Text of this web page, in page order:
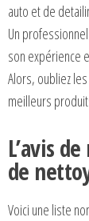
auto et de
Un
son expérience
Alors, oubliez
meilleurs
L’avis
de
Voici une liste